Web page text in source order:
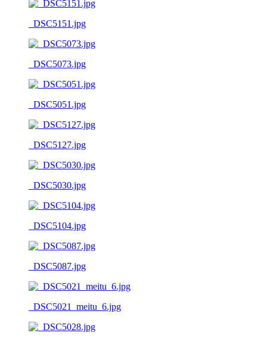
_DSC5151.jpg
_DSC5073.jpg
_DSC5051.jpg
_DSC5127.jpg
_DSC5030.jpg
_DSC5104.jpg
_DSC5087.jpg
_DSC5021_meitu_6.jpg